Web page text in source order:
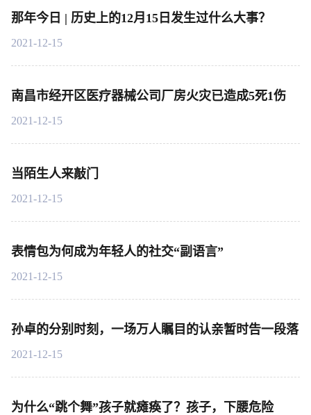
那年今日 | 历史上的12月15日发生过什么大事？
2021-12-15
南昌市经开区医疗器械公司厂房火灾已造成5死1伤
2021-12-15
当陌生人来敲门
2021-12-15
表情包为何成为年轻人的社交“副语言”
2021-12-15
孙卓的分别时刻，一场万人瞩目的认亲暂时告一段落
2021-12-15
为什么“跳个舞”孩子就瘫痪了？孩子，下腰危险